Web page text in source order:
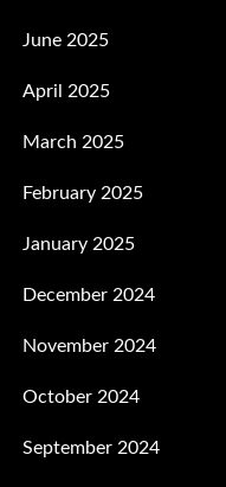
June 2025
April 2025
March 2025
February 2025
January 2025
December 2024
November 2024
October 2024
September 2024